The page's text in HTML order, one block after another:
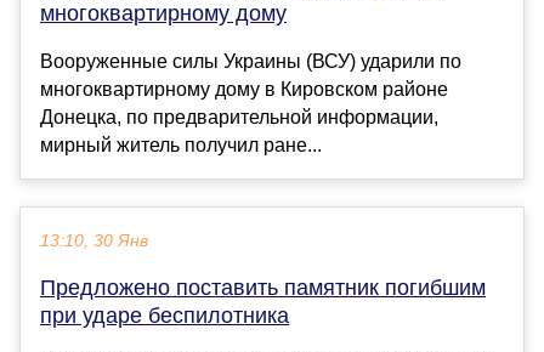
многоквартирному дому
Вооруженные силы Украины (ВСУ) ударили по
многоквартирному дому в Кировском районе
Донецка, по предварительной информации,
мирный житель получил ране...
13:10, 30 Янв
Предложено поставить памятник погибшим
при ударе беспилотника